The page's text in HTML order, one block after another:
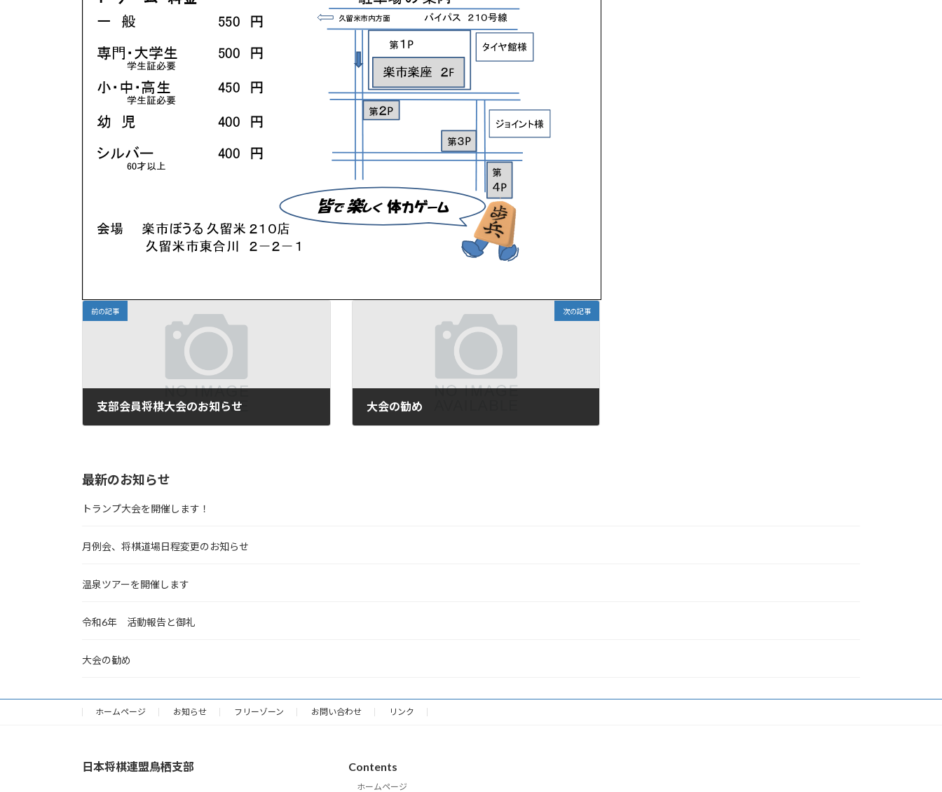
前の記事
支部会員将棋大会のお知らせ
次の記事
大会の勧め
最新のお知らせ
トランプ大会を開催します！
月例会、将棋道場日程変更のお知らせ
温泉ツアーを開催します
令和6年 活動報告と御礼
大会の勧め
ホームページ お知らせ フリーゾーン お問い合わせ リンク
日本将棋連盟鳥栖支部 Contents
ホームページ